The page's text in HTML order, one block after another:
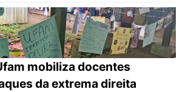
mobiliza docentes
da extrema direita